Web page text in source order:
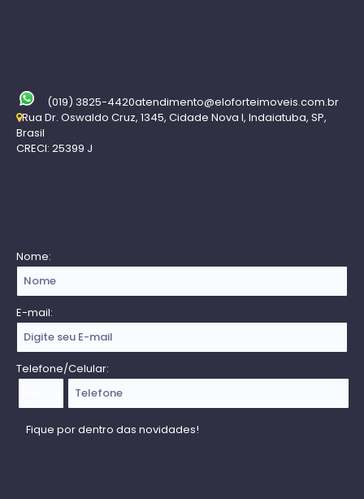
(019) 3825-4420atendimento@eloforteimoveis.com.br
Rua Dr. Oswaldo Cruz, 1345, Cidade Nova I, Indaiatuba, SP,
Brasil
CRECI: 25399 J
Nome:
E-mail:
Telefone/Celular: